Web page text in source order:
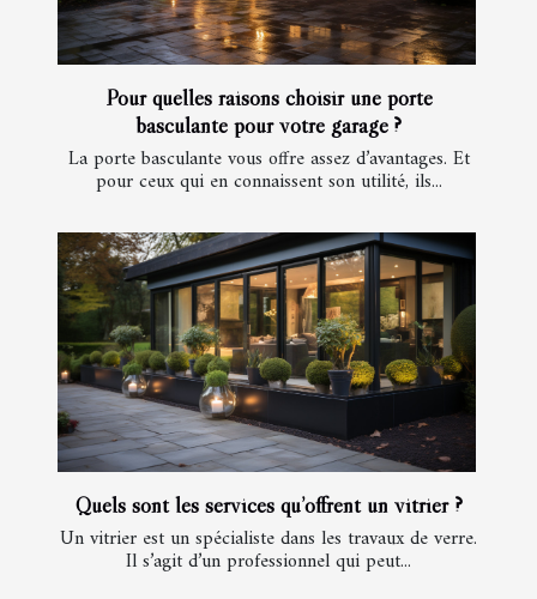
Pour quelles raisons choisir une porte
basculante pour votre garage ?
La porte basculante vous offre assez d’avantages. Et
pour ceux qui en connaissent son utilité, ils...
Quels sont les services qu’offrent un vitrier ?
Un vitrier est un spécialiste dans les travaux de verre.
Il s’agit d’un professionnel qui peut...